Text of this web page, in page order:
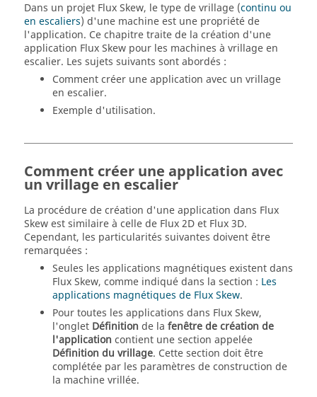
Dans un projet Flux Skew, le type de vrillage (continu ou
en escaliers) d'une machine est une propriété de
l'application. Ce chapitre traite de la création d'une
application Flux Skew pour les machines à vrillage en
escalier. Les sujets suivants sont abordés :
Comment créer une application avec un vrillage
en escalier.
Exemple d'utilisation.
Comment créer une application avec
un vrillage en escalier
La procédure de création d'une application dans Flux
Skew est similaire à celle de Flux 2D et Flux 3D.
Cependant, les particularités suivantes doivent être
remarquées :
Seules les applications magnétiques existent dans
Flux Skew, comme indiqué dans la section : Les
applications magnétiques de Flux Skew.
Pour toutes les applications dans Flux Skew,
l'onglet Définition de la fenêtre de création de
l'application contient une section appelée
Définition du vrillage. Cette section doit être
complétée par les paramètres de construction de
la machine vrillée.